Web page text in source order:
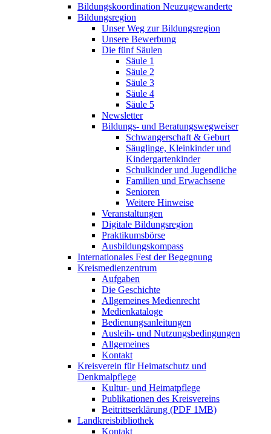
Bildungskoordination Neuzugewanderte
Bildungsregion
Unser Weg zur Bildungsregion
Unsere Bewerbung
Die fünf Säulen
Säule 1
Säule 2
Säule 3
Säule 4
Säule 5
Newsletter
Bildungs- und Beratungswegweiser
Schwangerschaft & Geburt
Säuglinge, Kleinkinder und
Kindergartenkinder
Schulkinder und Jugendliche
Familien und Erwachsene
Senioren
Weitere Hinweise
Veranstaltungen
Digitale Bildungsregion
Praktikumsbörse
Ausbildungskompass
Internationales Fest der Begegnung
Kreismedienzentrum
Aufgaben
Die Geschichte
Allgemeines Medienrecht
Medienkataloge
Bedienungsanleitungen
Ausleih- und Nutzungsbedingungen
Allgemeines
Kontakt
Kreisverein für Heimatschutz und
Denkmalpflege
Kultur- und Heimatpflege
Publikationen des Kreisvereins
Beitrittserklärung (PDF 1MB)
Landkreisbibliothek
Kontakt